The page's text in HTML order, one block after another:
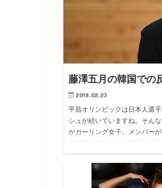
藤澤五月の韓国での
2018.02.23
平昌オリンピックは日本人選
シュが続いていますね。そん
がカーリング女子。メンバー
月は日本のみならず韓国でも